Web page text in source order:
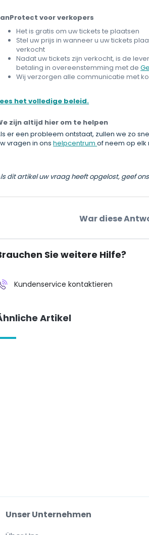
voor verkopers
Het is gratis om uw tickets te plaatsen
Stel uw prijs in wanneer u uw tickets
verkocht
Nadat uw tickets zijn verkocht, is de
betaling in overeenstemming met de
Wij verzorgen alle communicatie met
het volledige beleid.
zijn altijd hier om te helpen
er een probleem ontstaat, zullen we zo
vragen in onshelpcentrumof neem op elk
dit artikel uw vraag heeft opgelost, geef
War diese
Sie weitere Hilfe?
Kundenservice kontaktieren
Artikel
Unser Unternehmen